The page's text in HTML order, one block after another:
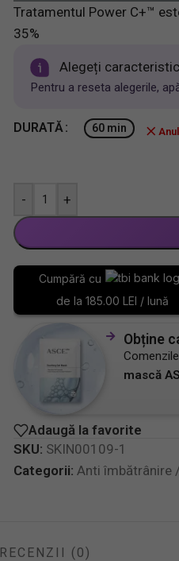
Tratamentul Power C+™
35%
Alegeți
Pentru a reseta alegerile,
DURATĂ 60 min
- +
Cumpără cu
de la 185.00 LEI / lună
Obține
mască
Adaugă la favorite
SKU: SKIN00109-1
Categorii: Anti îmbătrânire
RECENZII (0)